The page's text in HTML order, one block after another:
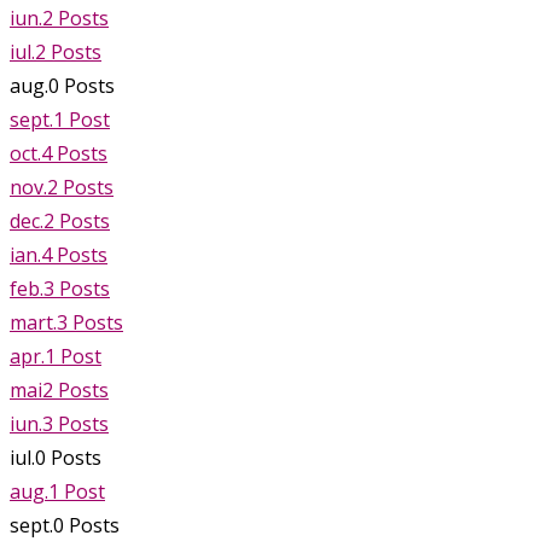
iun.2 Posts
iul.2 Posts
aug.0 Posts
sept.1 Post
oct.4 Posts
nov.2 Posts
dec.2 Posts
ian.4 Posts
feb.3 Posts
mart.3 Posts
apr.1 Post
mai2 Posts
iun.3 Posts
iul.0 Posts
aug.1 Post
sept.0 Posts